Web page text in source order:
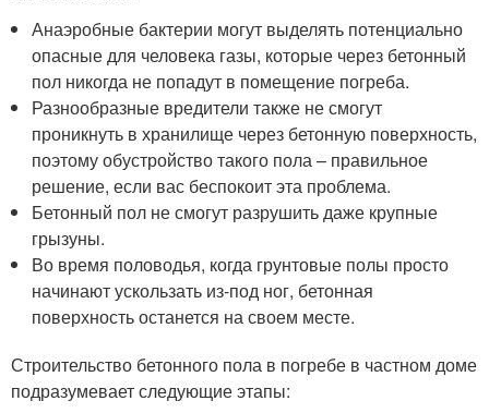
Анаэробные бактерии могут выделять потенциально
опасные для человека газы, которые через бетонный
пол никогда не попадут в помещение погреба.
Разнообразные вредители также не смогут
проникнуть в хранилище через бетонную поверхность,
поэтому обустройство такого пола – правильное
решение, если вас беспокоит эта проблема.
Бетонный пол не смогут разрушить даже крупные
грызуны.
Во время половодья, когда грунтовые полы просто
начинают ускользать из-под ног, бетонная
поверхность останется на своем месте.
Строительство бетонного пола в погребе в частном доме
подразумевает следующие этапы: